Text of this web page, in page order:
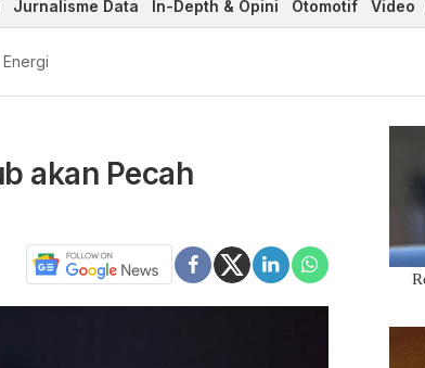
Jurnalisme Data In-Depth & Opini Otomotif Video
Energi
akan Pecah